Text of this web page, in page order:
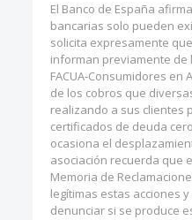
El Banco de España
bancarias solo pueden
solicita expresamente
informan previamente de
FACUA-Consumidores en
de los cobros que
realizando a sus clientes
certificados de deuda
ocasiona el
asociación recuerda que
Memoria de
legítimas estas acciones
denunciar si se produce